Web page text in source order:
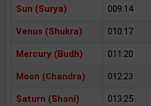
Sun (Surya) 009:14
Venus (Shukra) 010:17
Mercury (Budh) 011:20
Moon (Chandra) 012:23
Saturn (Shani) 013:25